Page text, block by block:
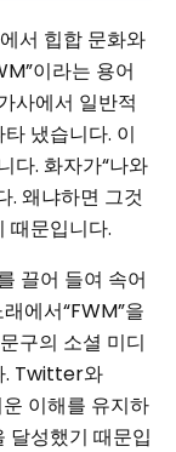
서 힙합 문화와
이라는 용어
사에서 일반적
냈습니다. 이
다. 화자가“나와
. 왜냐하면 그것
때문입니다.
끌어 들여 속어
에서“FWM”을
구의 소셜 미디
. Twitter와
이해를 유지하
달성했기 때문입